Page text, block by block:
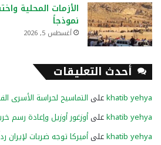
الأزمات المحلية
نموذجاً
أغسطس 5, 2026
أحدث التعليقات
khatib yehyaعلى التماسيح لحراسة الأسرى
khatib yehyaعلىأوزغور أوزيل وإعادة رسم
khatib yehyaعلىأميركا توجه ضربات